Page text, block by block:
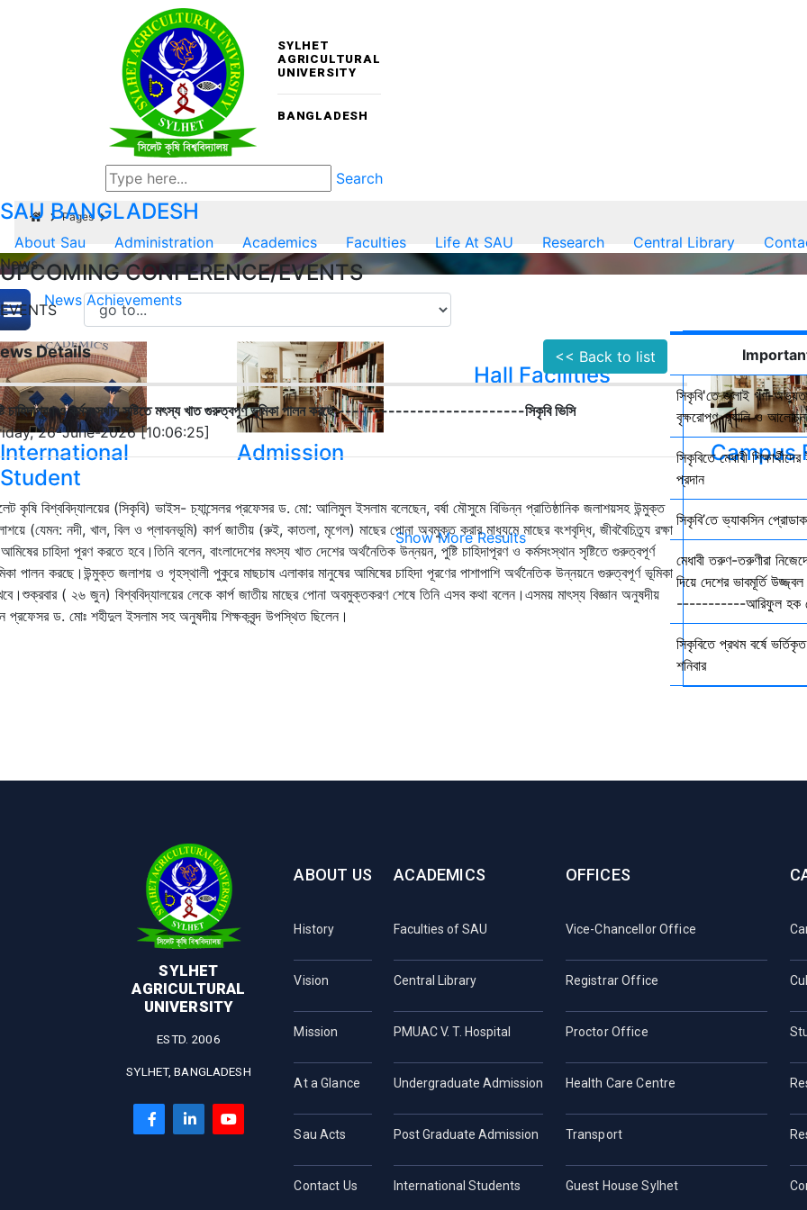
SYLHET
AGRICULTURAL
UNIVERSITY
BANGLADESH
Search
SAU BANGLADESH
About Sau Administration Academics Faculties Life At SAU Research Central Library
UPCOMING CONFERENCE/EVENTS
EVENTS
International
Student
Admission
Hall Facilities
Campus
Show More Results
Pages
News
News Achievements
Details << Back to list
চাহিদাপূরণ ও কর্মসংস্থান সৃষ্টিতে মৎস্য খাত গুরুত্বপূর্ণ ভূমিকা পালন করছে --------------------------সিকৃবি ভিসি
26-June-2026 [10:06:25]
কৃষি বিশ্ববিদ্যালয়ের (সিকৃবি) ভাইস- চ্যান্সেলর প্রফেসর ড. মো: আলিমুল ইসলাম বলেছেন, বর্ষা মৌসুমে বিভিন্ন প্রাতিষ্ঠানিক জলাশয়সহ উন্মুক্ত
(যেমন: নদী, খাল, বিল ও প্লাবনভূমি) কার্প জাতীয় (রুই, কাতলা, মৃগেল) মাছের পোনা অবমুক্ত করার মাধ্যমে মাছের বংশবৃদ্ধি, জীববৈচিত্র্য রক্ষা
চাহিদা পূরণ করতে হবে।তিনি বলেন, বাংলাদেশের মৎস্য খাত দেশের অর্থনৈতিক উন্নয়ন, পুষ্টি চাহিদাপূরণ ও কর্মসংস্থান সৃষ্টিতে গুরুত্বপূর্ণ
পালন করছে।উন্মুক্ত জলাশয় ও গৃহস্থালী পুকুরে মাছচাষ এলাকার মানুষের আমিষের চাহিদা পূরণের পাশাপাশি অর্থনৈতিক উন্নয়নে গুরুত্বপূর্ণ ভূমিকা
( ২৬ জুন) বিশ্ববিদ্যালয়ের লেকে কার্প জাতীয় মাছের পোনা অবমুক্তকরণ শেষে তিনি এসব কথা বলেন।এসময় মাৎস্য বিজ্ঞান অনুষদীয়
প্রফেসর ড. মোঃ শহীদুল ইসলাম সহ অনুষদীয় শিক্ষকবৃন্দ উপস্থিত ছিলেন।
সিকৃবি'তে জুলাই গণ-
বৃক্ষরোপণ, র‍্যালি ও
সিকৃবিতে মেধাবী
প্রদান
সিকৃবি’তে ভ্যাকসিন
মেধাবী তরুণ-তরুণীরা
দিয়ে দেশের ভাবমূর্তি
-----------আরিফুল হক
সিকৃবিতে প্রথম বর্ষে ভর্তিকৃত
শনিবার
SYLHET
AGRICULTURAL
UNIVERSITY
ESTD. 2006
SYLHET, BANGLADESH
ABOUT US
History
Vision
Mission
At a Glance
Sau Acts
Contact Us
ACADEMICS
Faculties of SAU
Central Library
PMUAC V. T. Hospital
Undergraduate Admission
Post Graduate Admission
International Students
OFFICES
Vice-Chancellor Office
Registrar Office
Proctor Office
Health Care Centre
Transport
Guest House Sylhet